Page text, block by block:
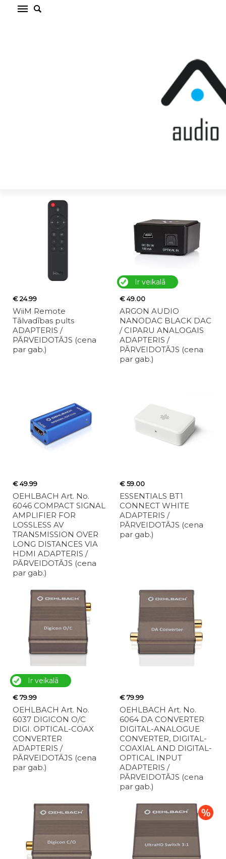
ADAPTERIS / PĀRVEIDOTĀJS
€ 24.99
WiiM Remote
Tālvadības pults
ADAPTERIS /
PĀRVEIDOTĀJS (cena
par gab.)
Ir veikalā
€ 49.00
ARGON AUDIO
NANODAC BLACK DAC
/ CIPARU ANALOGAIS
ADAPTERIS /
PĀRVEIDOTĀJS (cena
par gab.)
€ 49.99
OEHLBACH Art. No.
6046 COMPACT SIGNAL
AMPLIFIER FOR
LOSSLESS AV
TRANSMISSION OVER
LONG DISTANCES VIA
HDMI ADAPTERIS /
PĀRVEIDOTĀJS (cena
par gab.)
€ 59.00
ESSENTIALS BT1
CONNECT WHITE
ADAPTERIS /
PĀRVEIDOTĀJS (cena
par gab.)
Ir veikalā
€ 79.99
OEHLBACH Art. No.
6037 DIGICON O/C
DIGI. OPTICAL-COAX
CONVERTER
ADAPTERIS /
PĀRVEIDOTĀJS (cena
par gab.)
€ 79.99
OEHLBACH Art. No.
6064 DA CONVERTER
DIGITAL-ANALOGUE
CONVERTER, DIGITAL-
COAXIAL AND DIGITAL-
OPTICAL INPUT
ADAPTERIS /
PĀRVEIDOTĀJS (cena
par gab.)